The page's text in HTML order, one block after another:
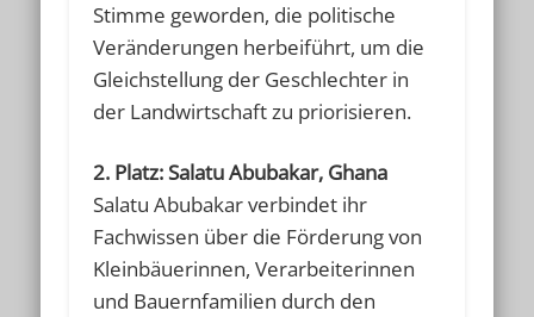
Stimme geworden, die politische
Veränderungen herbeiführt, um die
Gleichstellung der Geschlechter in
der Landwirtschaft zu priorisieren.
2. Platz: Salatu Abubakar, Ghana
Salatu Abubakar verbindet ihr
Fachwissen über die Förderung von
Kleinbäuerinnen, Verarbeiterinnen
und Bauernfamilien durch den